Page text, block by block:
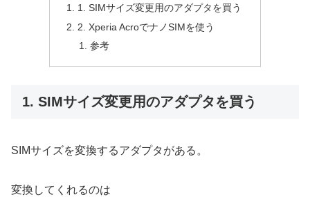
1. SIMサイズ変更用のアダプタを買う
2. Xperia AcroでナノSIMを使う
参考
1. SIMサイズ変更用のアダプタを買う
SIMサイズを変換するアダプタがある。
変換してくれるのは